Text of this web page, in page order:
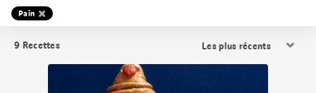
Pain
9 Recettes
les
résultats